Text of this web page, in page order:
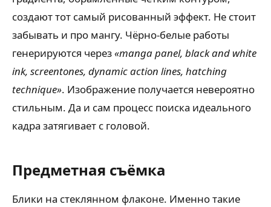
создают тот самый рисованный эффект. Не стоит
забывать и про мангу. Чёрно-белые работы
генерируются через«manga panel, black and white
ink, screentones, dynamic action lines, hatching
technique». Изображение получается невероятно
стильным. Да и сам процесс поиска идеального
кадра затягивает с головой.
Предметная съёмка
Блики на стеклянном флаконе. Именно такие